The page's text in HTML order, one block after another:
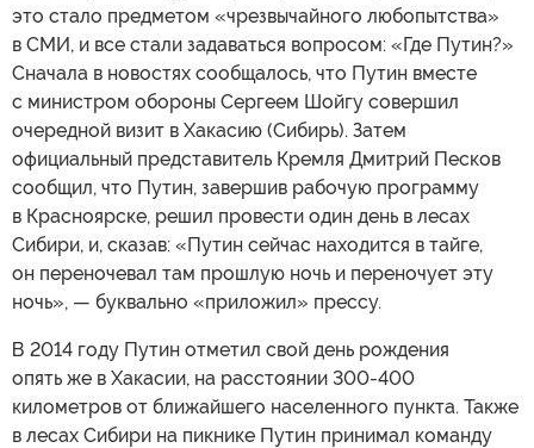
это стало предметом «чрезвычайного любопытства»
в СМИ, и все стали задаваться вопросом: «Где Путин?»
Сначала в новостях сообщалось, что Путин вместе
с министром обороны Сергеем Шойгу совершил
очередной визит в Хакасию (Сибирь). Затем
официальный представитель Кремля Дмитрий Песков
сообщил, что Путин, завершив рабочую программу
в Красноярске, решил провести один день в лесах
Сибири, и, сказав: «Путин сейчас находится в тайге,
он переночевал там прошлую ночь и переночует эту
ночь», — буквально «приложил» прессу.
В 2014 году Путин отметил свой день рождения
опять же в Хакасии, на расстоянии 300-400
километров от ближайшего населенного пункта. Также
в лесах Сибири на пикнике Путин принимал команду